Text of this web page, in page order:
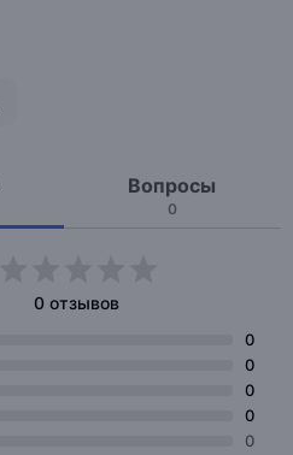
Вопросы
0
0 отзывов
0
0
0
0
0